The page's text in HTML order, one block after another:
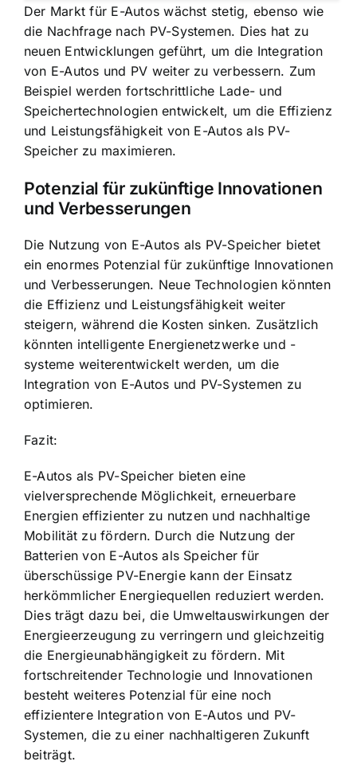
Der Markt für E-Autos wächst stetig, ebenso wie
die Nachfrage nach PV-Systemen. Dies hat zu
neuen Entwicklungen geführt, um die Integration
von E-Autos und PV weiter zu verbessern. Zum
Beispiel werden fortschrittliche Lade- und
Speichertechnologien entwickelt, um die Effizienz
und Leistungsfähigkeit von E-Autos als PV-
Speicher zu maximieren.
Potenzial für zukünftige Innovationen
und Verbesserungen
Die Nutzung von E-Autos als PV-Speicher bietet
ein enormes Potenzial für zukünftige Innovationen
und Verbesserungen. Neue Technologien könnten
die Effizienz und Leistungsfähigkeit weiter
steigern, während die Kosten sinken. Zusätzlich
könnten intelligente Energienetzwerke und -
systeme weiterentwickelt werden, um die
Integration von E-Autos und PV-Systemen zu
optimieren.
Fazit:
E-Autos als PV-Speicher bieten eine
vielversprechende Möglichkeit, erneuerbare
Energien effizienter zu nutzen und nachhaltige
Mobilität zu fördern. Durch die Nutzung der
Batterien von E-Autos als Speicher für
überschüssige PV-Energie kann der Einsatz
herkömmlicher Energiequellen reduziert werden.
Dies trägt dazu bei, die Umweltauswirkungen der
Energieerzeugung zu verringern und gleichzeitig
die Energieunabhängigkeit zu fördern. Mit
fortschreitender Technologie und Innovationen
besteht weiteres Potenzial für eine noch
effizientere Integration von E-Autos und PV-
Systemen, die zu einer nachhaltigeren Zukunft
beiträgt.